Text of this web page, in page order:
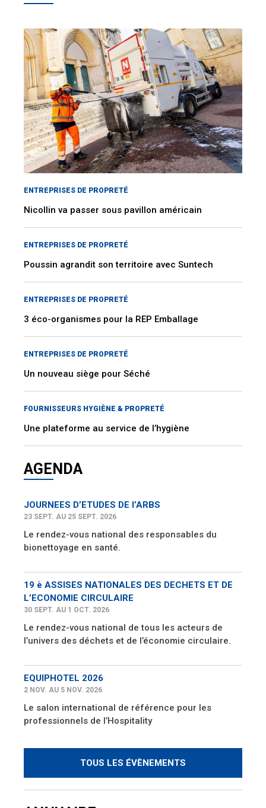
ENTREPRISES DE PROPRETÉ
Nicollin va passer sous pavillon américain
ENTREPRISES DE PROPRETÉ
Poussin agrandit son territoire avec Suntech
ENTREPRISES DE PROPRETÉ
3 éco-organismes pour la REP Emballage
ENTREPRISES DE PROPRETÉ
Un nouveau siège pour Séché
FOURNISSEURS HYGIÈNE & PROPRETÉ
Une plateforme au service de l’hygiène
AGENDA
JOURNEES D’ETUDES DE l’ARBS
23 SEPT. AU 25 SEPT. 2026
Le rendez-vous national des responsables du
bionettoyage en santé.
19 è ASSISES NATIONALES DES DECHETS ET DE
L’ECONOMIE CIRCULAIRE
30 SEPT. AU 1 OCT. 2026
Le rendez-vous national de tous les acteurs de
l’univers des déchets et de l’économie circulaire.
EQUIPHOTEL 2026
2 NOV. AU 5 NOV. 2026
Le salon international de référence pour les
professionnels de l’Hospitality
TOUS LES ÉVÈNEMENTS